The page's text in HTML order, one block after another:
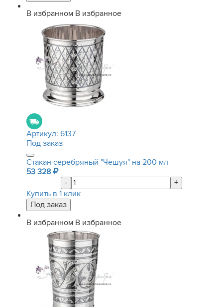
В избранном В избранное
Артикул: 6137
Под заказ
Стакан серебряный "Чешуя" на 200 мл
53 328
-
+
Купить в 1 клик
В избранном В избранное